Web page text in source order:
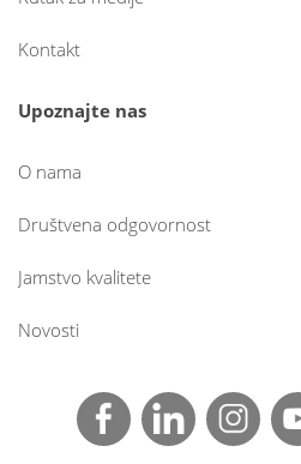
Kontakt
Upoznajte nas
O nama
Društvena odgovornost
Jamstvo kvalitete
Novosti